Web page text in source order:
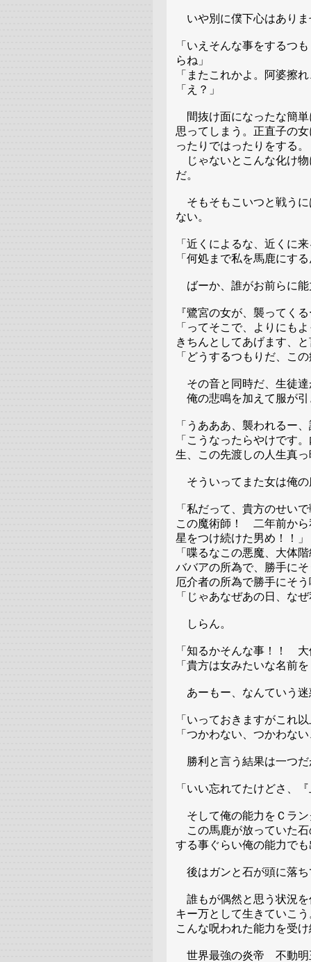
いや別に僕下心はありま
「いえそんな事をするつ
らね」
「またこれかよ。阿婆擦
「え？」
間抜け面になったな簡単
思ってしまう。正直子の
ったりではったりをする。
じゃないとこんな化け物
だ。
そもそもこいつと戦うに
ない。
「近くによるな、近くに
「何処まで私を馬鹿にす
ばーか、誰がお前らに能
『鷺宮の女が、襲ってく
「ってそこで、よりにも
きちんとしてあげます、
「どうするつもりだ、こ
その音と同時だ、生徒達
俺の悲鳴を加えて服が引
「うあああ、襲われるー
「こうなったらやけです
生、この先渡しの人生真
そういってまた女は俺の
「私だって、貴方のせい
この魔術師！ 二年前から
星をつけ続けた男め！！」
「喋るなこの悪魔、大体
ババアの所為で、勝手に
厄介者の所為で勝手にそ
「じゃあなぜあの日、な
しらん。
「知るかそんな事！！
「貴方は女みたいな名前
あーもー、なんていう迷
「いっておきますがこれ
「つかわない、つかわな
勝利と言う結果は一つだ
「いい忘れてたけどさ、
そして俺の能力をＣラン
この馬鹿が放っていた石
する事ぐらい俺の能力で
後はガンと石が頭に落
誰もが偶然と思う状況を
キー万として生きていこう
こんな呪われた能力を受
世界最強の炎帝 不動明